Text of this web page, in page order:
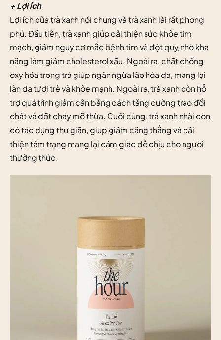
+ Lợi ích
Lợi ích của trà xanh nói chung và trà xanh lài rất phong
phú. Đầu tiên, trà xanh giúp cải thiện sức khỏe tim
mạch, giảm nguy cơ mắc bệnh tim và đột quỵ nhờ khả
năng làm giảm cholesterol xấu. Ngoài ra, chất chống
oxy hóa trong trà giúp ngăn ngừa lão hóa da, mang lại
làn da tươi trẻ và khỏe mạnh. Ngoài ra, trà xanh còn hỗ
trợ quá trình giảm cân bằng cách tăng cường trao đổi
chất và đốt cháy mỡ thừa. Cuối cùng, trà xanh nhài còn
có tác dụng thư giãn, giúp giảm căng thẳng và cải
thiện tâm trạng mang lại cảm giác dễ chịu cho người
thưởng thức.